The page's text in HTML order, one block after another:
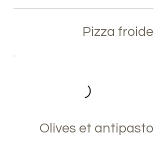
Pizza froide
Olives et antipasto